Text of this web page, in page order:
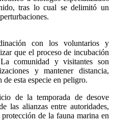
tras lo cual se delimitó un
con los voluntarios y
que el proceso de incubación
comunidad y visitantes son
y mantener distancia,
esta especie en peligro.
de la temporada de desove
las alianzas entre autoridades,
de la fauna marina en